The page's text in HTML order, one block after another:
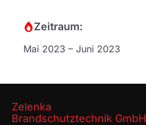
Zeitraum:
Mai 2023 – Juni 2023
Zelenka
Brandschutztechnik GmbH